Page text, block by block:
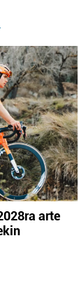
arte